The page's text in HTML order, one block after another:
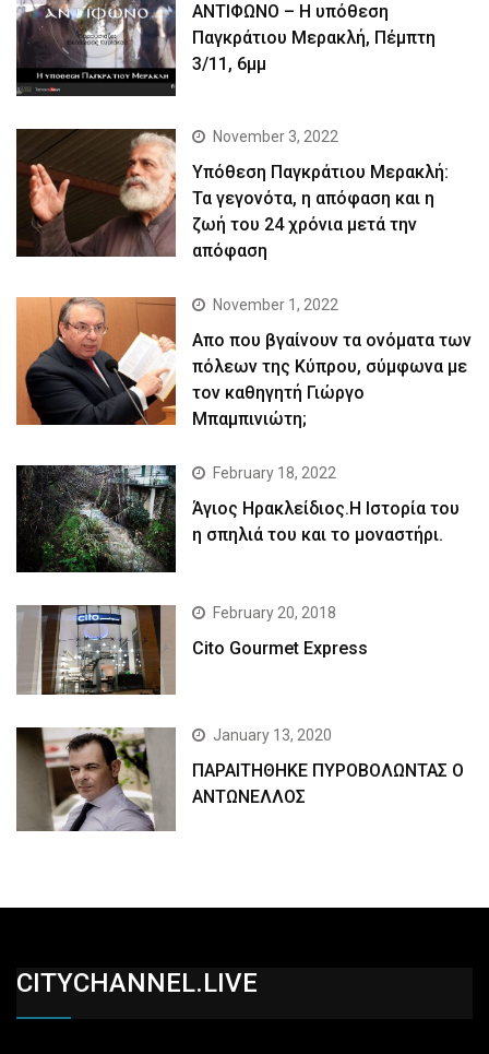
ΑΝΤΙΦΩΝΟ – Η υπόθεση
Παγκράτιου Μερακλή, Πέμπτη
3/11, 6μμ
November 3, 2022
Yπόθεση Παγκράτιου Μερακλή:
Τα γεγονότα, η απόφαση και η
ζωή του 24 χρόνια μετά την
απόφαση
November 1, 2022
Απο που βγαίνουν τα ονόματα των
πόλεων της Κύπρου, σύμφωνα με
τον καθηγητή Γιώργο
Μπαμπινιώτη;
February 18, 2022
Άγιος Ηρακλείδιος.Η Ιστορία του
η σπηλιά του και το μοναστήρι.
February 20, 2018
Cito Gourmet Express
January 13, 2020
ΠΑΡΑΙΤΗΘΗΚΕ ΠΥΡΟΒΟΛΩΝΤΑΣ Ο
ΑΝΤΩΝΕΛΛΟΣ
CITYCHANNEL.LIVE